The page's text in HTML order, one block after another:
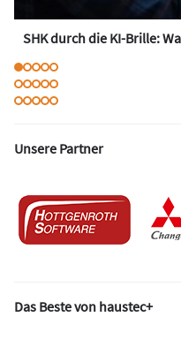
SHK durch die KI-Brille:
Unsere Partner
Das Beste von haustec+